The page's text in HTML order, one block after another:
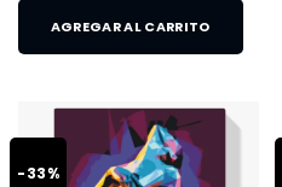
AGREGAR AL CARRITO
-33%